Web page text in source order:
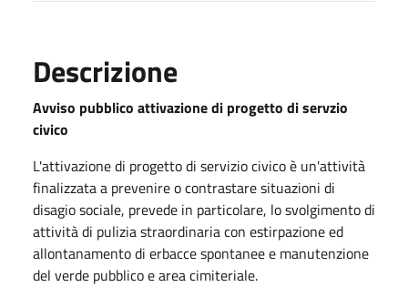
Descrizione
Avviso pubblico attivazione di progetto di servzio
civico
L'attivazione di progetto di servizio civico è un'attività
finalizzata a prevenire o contrastare situazioni di
disagio sociale, prevede in particolare, lo svolgimento di
attività di pulizia straordinaria con estirpazione ed
allontanamento di erbacce spontanee e manutenzione
del verde pubblico e area cimiteriale.